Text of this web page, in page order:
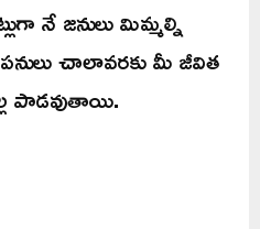
నే జనులు మిమ్మల్ని
చాలావరకు మీ జీవిత
పాడవుతాయి.